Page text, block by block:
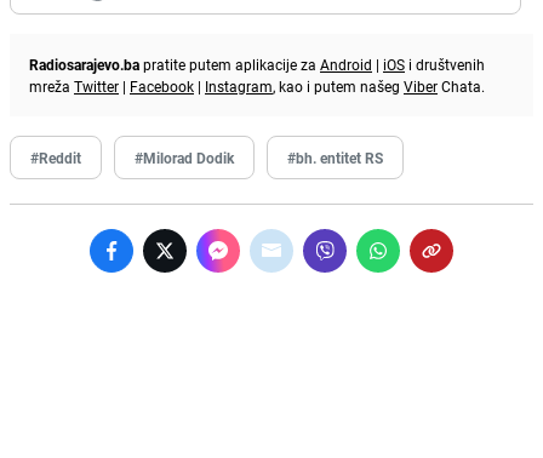
Radiosarajevo.bapratite putem aplikacije za Android | iOS i društvenih
mreža Twitter | Facebook | Instagram, kao i putem našeg ViberChata.
#Reddit #Milorad Dodik #bh. entitet RS